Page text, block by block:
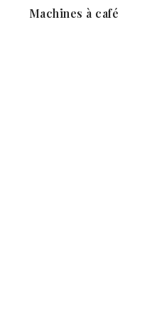
Machines à café